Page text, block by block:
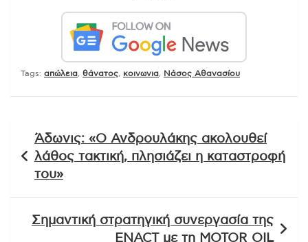
Tags: απώλεια θάνατος κοινωνια Νάσος Αθανασίου
άρθρων
Άδωνις: «Ο Ανδρουλάκης ακολουθεί
λάθος τακτική, πλησιάζει η καταστροφή
του»
Σημαντική στρατηγική συνεργασία της
ENACT με τη MOTOR OIL